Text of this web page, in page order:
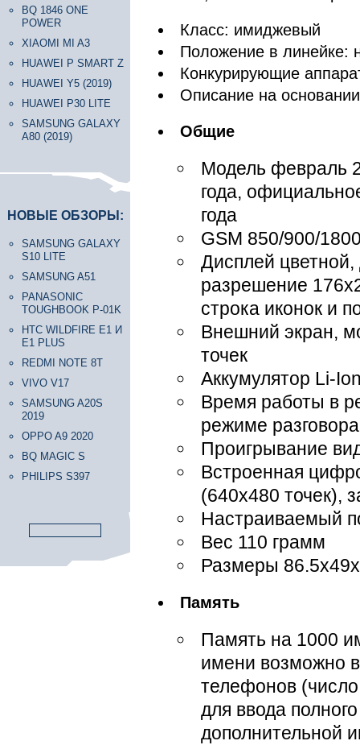
BQ 1846 ONE
POWER
XIAOMI MI A3
HUAWEI P SMART Z
HUAWEI Y5 (2019)
HUAWEI P30 LITE
SAMSUNG GALAXY
A80 (2019)
НОВЫЕ ОБЗОРЫ:
SAMSUNG GALAXY
S10 LITE
SAMSUNG A51
PANASONIC
TOUGHBOOK P-01K
HTC WILDFIRE E1 И
E1 PLUS
REDMI NOTE 8T
VIVO V17
SAMSUNG A20S
2019
OPPO A9 2020
BQ MAGIC S
PHILIPS S397
Класс: имиджевый
Положение в линейке:
Конкурирующие
Описание на
Общие
Модель февраль
года,
года
GSM 850/900/
Дисплей
разрешение
строка иконок и
Внешний экран,
точек
Аккумулятор Li-
Время работы в
режиме
Проигрывание
Встроенная
(640x480 точек),
Настраиваемый
Вес 110 грамм
Размеры
Память
Память на 1000
имени возможно
телефонов
для ввода
дополнительной